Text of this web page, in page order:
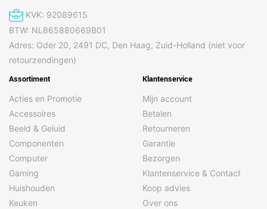
KVK: 92089615
BTW: NL865880669B01
Adres: Oder 20, 2491 DC, Den Haag, Zuid-Holland (niet voor
retourzendingen)
Assortiment
Acties en Promotie
Accessoires
Beeld & Geluid
Componenten
Computer
Gaming
Huishouden
Keuken
Klantenservice
Mijn account
Betalen
Retourneren
Garantie
Bezorgen
Klantenservice & Contact
Koop advies
Over ons